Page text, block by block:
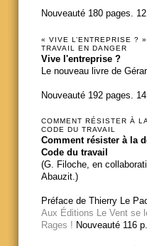
Nouveauté 180 pages.
« VIVE L’ENTREPRISE ?
TRAVAIL EN DANGER
Vive l'entreprise ?
Le nouveau livre de
Nouveauté 192 pages.
COMMENT RÉSISTER À
CODE DU TRAVAIL
Comment résister à la
Code du travail
(G. Filoche, en
Abauzit.)
Préface de Thierry Le
Aux Éditions Le Vent se
Rages ! Nouveauté 116